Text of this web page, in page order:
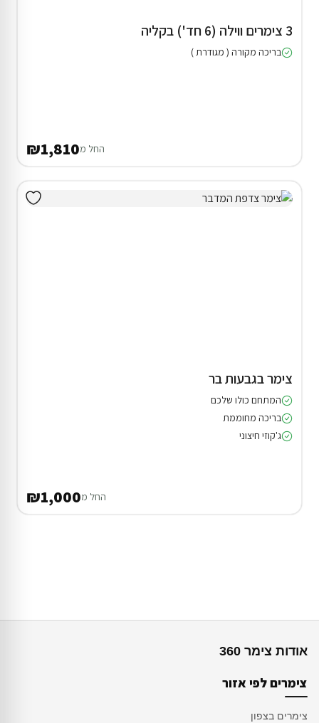
3 צימרים ווילה (6 חד') בקליה
בריכה מקורה ( מגודרת )
החל מ₪1,810
צימר בגבעות בר
המתחם כולו שלכם
בריכה מחוממת
ג'קוזי חיצוני
החל מ₪1,000
אודות צימר 360
צימרים לפי אזור
צימרים בצפון